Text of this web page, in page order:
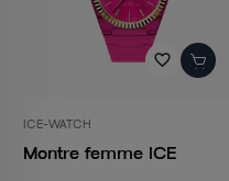
favorite_border
ICE-WATCH
Montre femme ICE